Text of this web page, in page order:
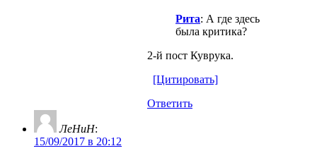
Рита: А где здесь
была критика?
2-й пост Куврука.
[Цитировать]
Ответить
ЛеНиН:
15/09/2017 в 20:12